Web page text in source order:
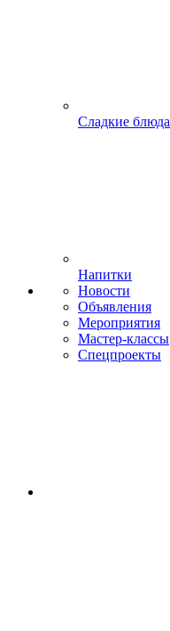
Сладкие блюда
Напитки
Новости
Объявления
Мероприятия
Мастер-классы
Спецпроекты